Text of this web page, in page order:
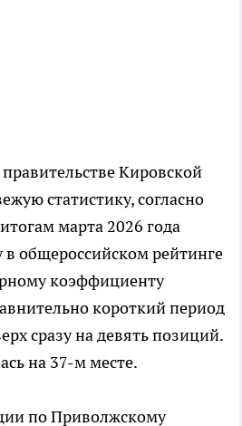
Кировской
статистику, согласно
марта 2026 года
в общероссийском рейтинге
коэффициенту
короткий период
сразу на девять позиций.
на 37-м месте.
по Приволжскому